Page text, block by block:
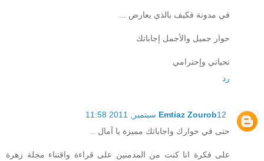
في مدونة فكيف بالذي يعارض ...
حوار جميل والأجمل إجاباتك
تحياتي وإحترامي
رد
Emtiaz Zourob12 سبتمبر, 2011 11:58
حتى في حوارك واجاباتك مميزة يا آمال ..
على فكرة انا كنت من المدمنين على قراءة واقتناء مجلة زهرة